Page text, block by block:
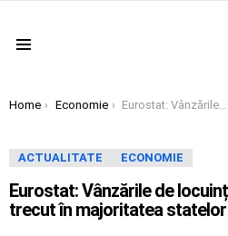
You are here:
Home Economie Eurostat: Vânzările de locuințe în UE au crescut anul trecut în majoritatea statelor membre UE
ACTUALITATE ECONOMIE
Eurostat: Vânzările de
trecut în majoritatea statelor